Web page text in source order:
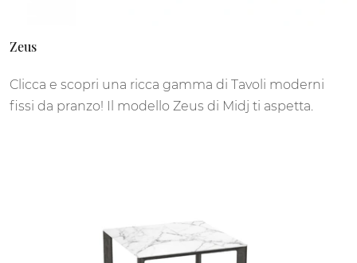
Zeus
Clicca e scopri una ricca gamma di Tavoli moderni
fissi da pranzo! Il modello Zeus di Midj ti aspetta.